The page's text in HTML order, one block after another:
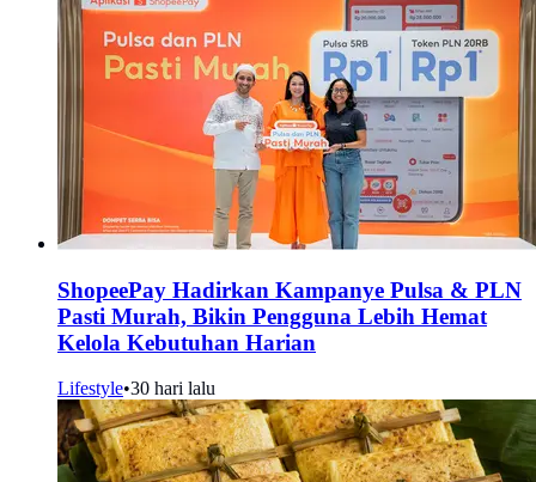
ShopeePay Hadirkan Kampanye Pulsa & PLN
Pasti Murah, Bikin Pengguna Lebih Hemat
Kelola Kebutuhan Harian
Lifestyle•30 hari lalu